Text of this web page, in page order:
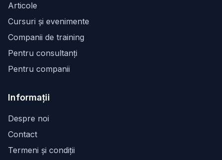
Articole
Cursuri și evenimente
Companii de training
Pentru consultanți
Pentru companii
Informații
Despre noi
Contact
Termeni și condiții